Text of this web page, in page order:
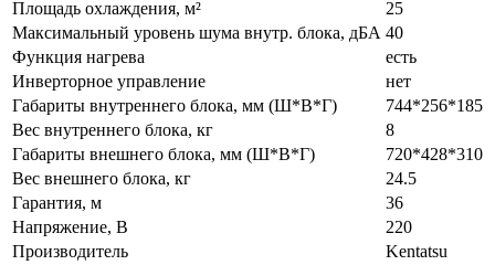
Площадь охлаждения, м²
25
Максимальный уровень шума внутр. блока, дБА 40
Функция нагрева
есть
Инверторное управление
нет
Габариты внутреннего блока, мм (Ш*В*Г)
744*256*185
Вес внутреннего блока, кг
8
Габариты внешнего блока, мм (Ш*В*Г)
720*428*310
Вес внешнего блока, кг
24.5
Гарантия, м
36
Напряжение, В
220
Производитель
Kentatsu